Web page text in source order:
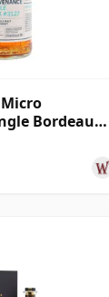
Bordeaux
2015 9 años